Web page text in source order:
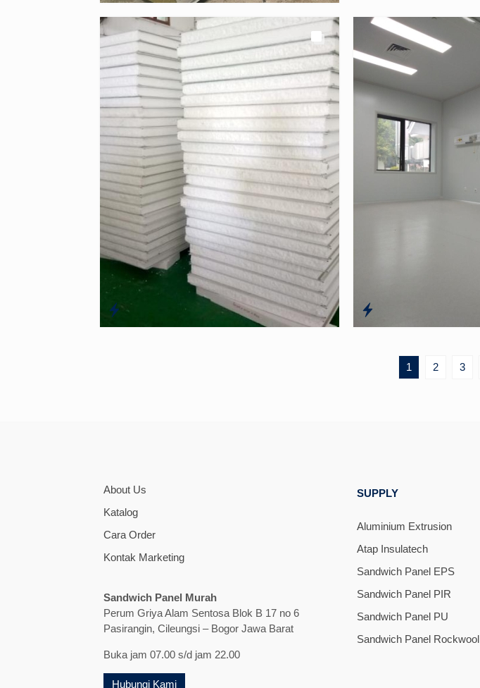
1 2 3
About Us
Katalog
Cara Order
Kontak Marketing
Sandwich Panel Murah
Perum Griya Alam Sentosa Blok B 17 no 6
Pasirangin, Cileungsi – Bogor Jawa Barat
Buka jam 07.00 s/d jam 22.00
Hubungi Kami
SUPPLY
Aluminium Extrusion
Atap Insulatech
Sandwich Panel EPS
Sandwich Panel PIR
Sandwich Panel PU
Sandwich Panel Rockwool